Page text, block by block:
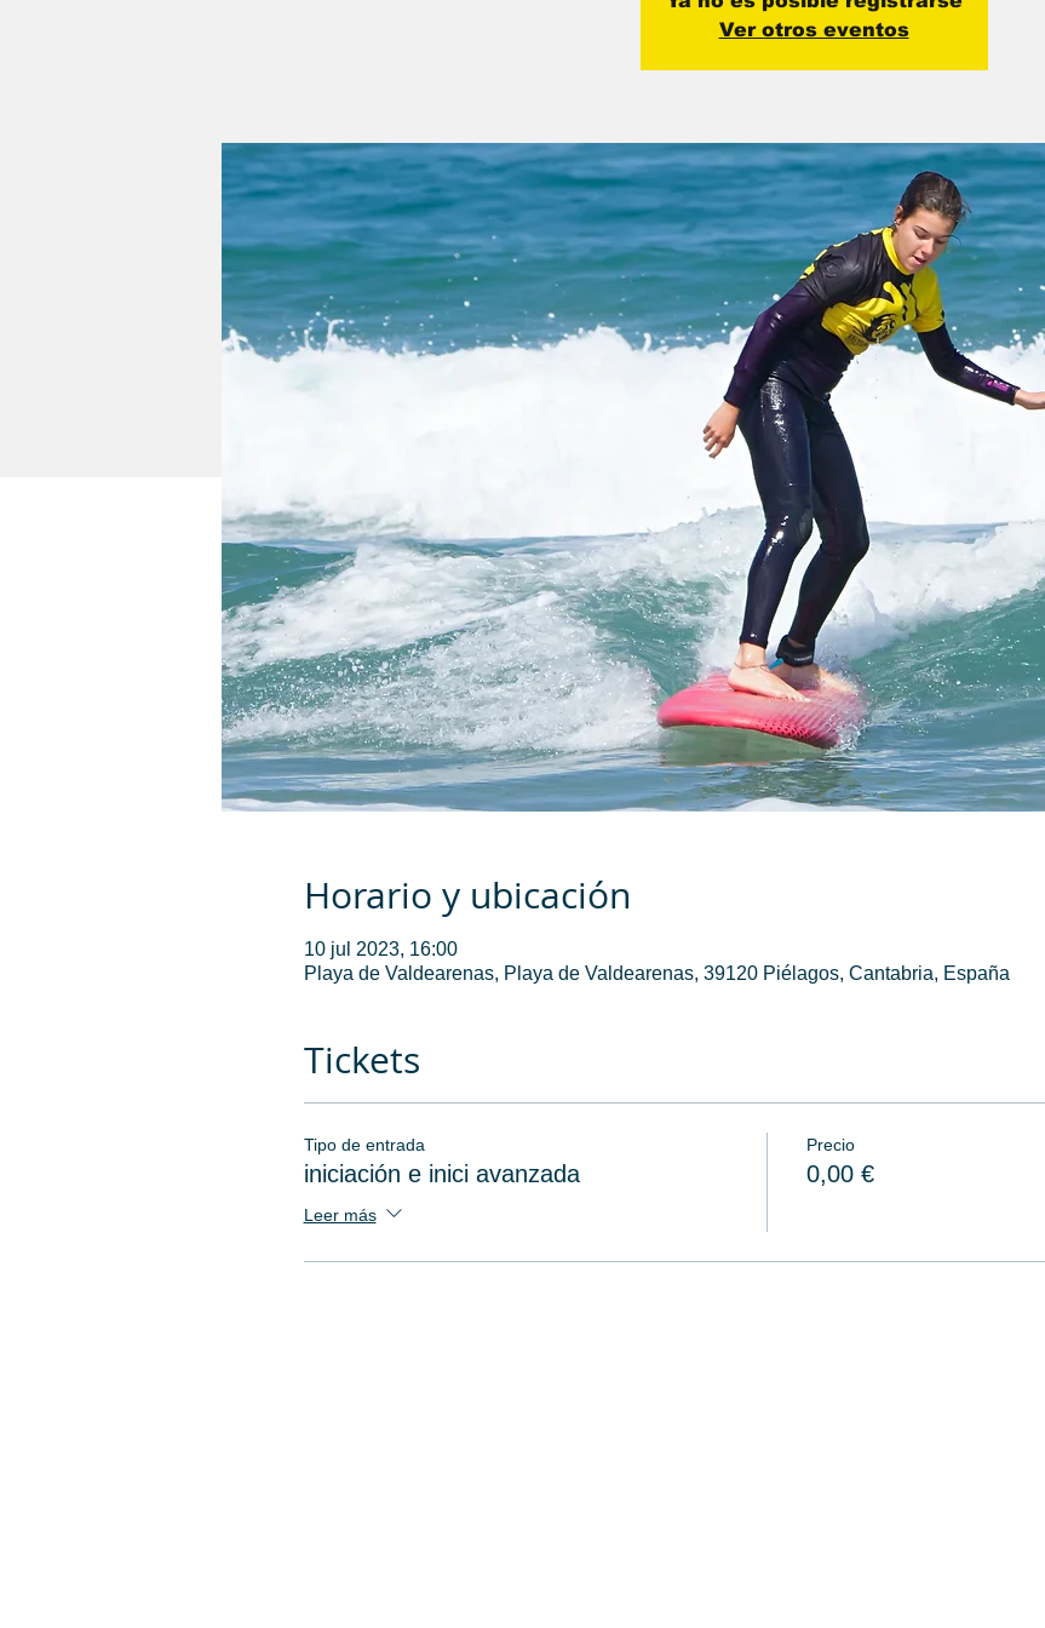
Ver otros eventos
Horario y ubicación
10 jul 2023, 16:00
Playa de Valdearenas, Playa de Valdearenas, 39120 Piélagos, Cantabria, España
Tickets
Tipo de entrada
iniciación e inici avanzada
Leer más
Precio
0,00 €